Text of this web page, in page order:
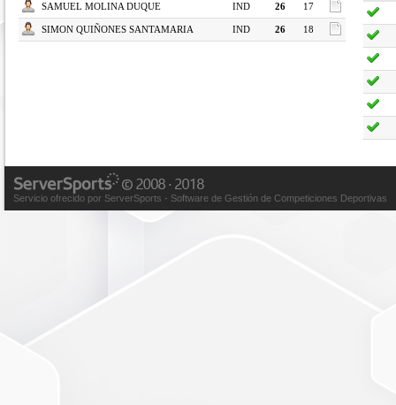
SAMUEL MOLINA DUQUE IND 26 17
SIMON QUIÑONES SANTAMARIA IND 26 18
Servicio ofrecido por ServerSports - Software de Gestión de Competiciones Deportivas